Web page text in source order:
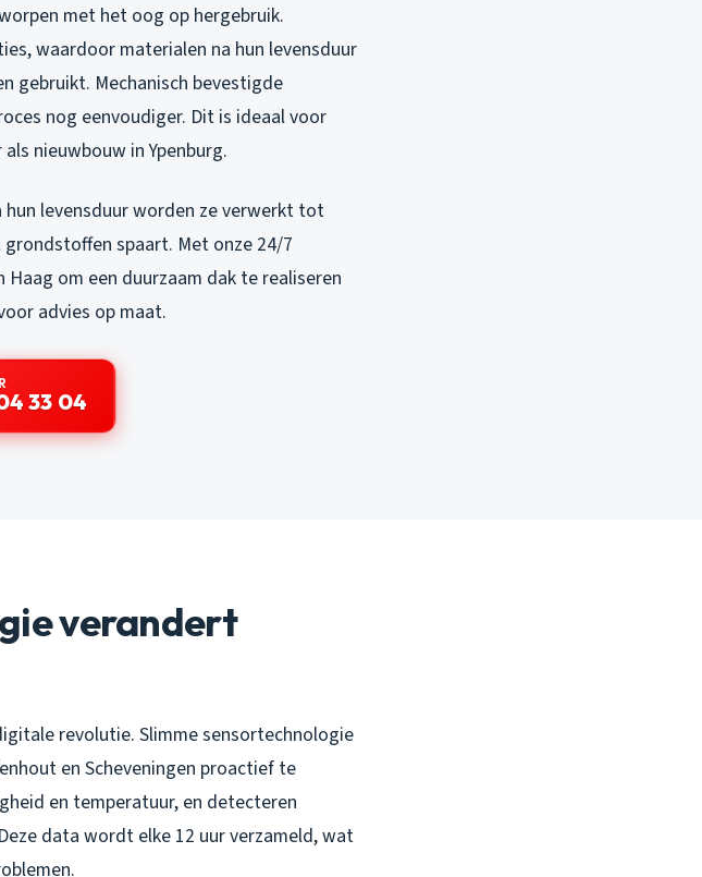
met het oog op hergebruik.
waardoor materialen na hun levensduur
gebruikt. Mechanisch bevestigde
nog eenvoudiger. Dit is ideaal voor
nieuwbouw in Ypenburg.
hun levensduur worden ze verwerkt tot
spaart. Met onze 24/7
om een duurzaam dak te realiseren
advies op maat.
33 04
verandert
revolutie. Slimme sensortechnologie
en Scheveningen proactief te
en temperatuur, en detecteren
data wordt elke 12 uur verzameld, wat